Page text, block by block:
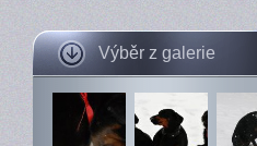
Výběr z galerie